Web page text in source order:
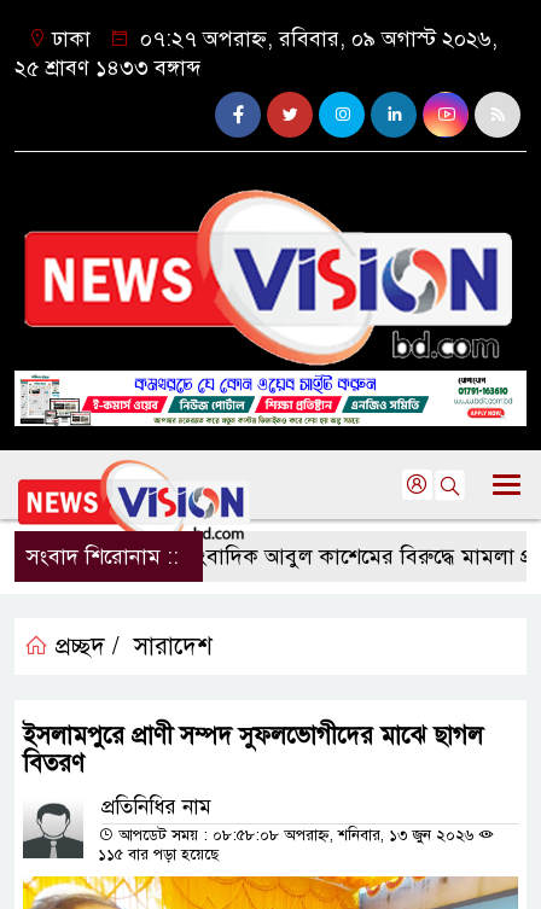
ঢাকা
০৭:২৭ অপরাহ্ন, রবিবার, ০৯ অগাস্ট ২০২৬,
২৫ শ্রাবণ ১৪৩৩ বঙ্গাব্দ
সংবাদ শিরোনাম ::সাংবাদিক আবুল কাশেমের বিরুদ্ধে মামলা
প্রচ্ছদ / সারাদেশ
ইসলামপুরে প্রাণী সম্পদ সুফলভোগীদের মাঝে ছাগল
বিতরণ
প্রতিনিধির নাম
আপডেট সময় : ০৮:৫৮:০৮ অপরাহ্ন, শনিবার, ১৩ জুন ২০২৬
১১৫ বার পড়া হয়েছে